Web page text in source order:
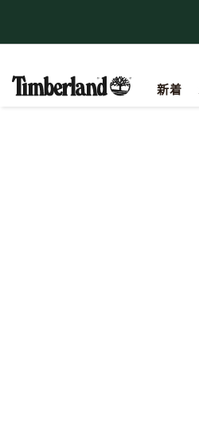
新着